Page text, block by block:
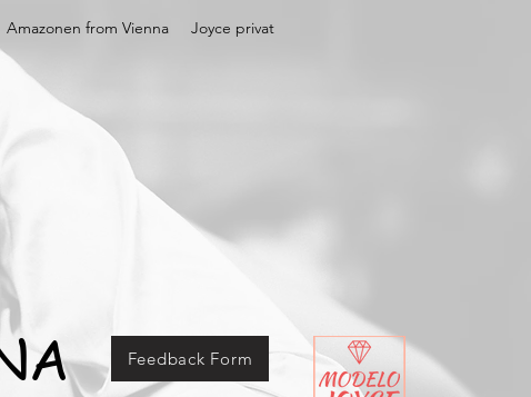
Amazonen from Vienna Joyce privat
Feedback Form